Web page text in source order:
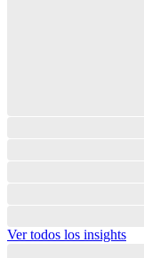
Ver todos los insights